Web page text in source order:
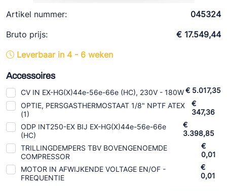
Artikel nummer:
045324
Bruto prijs:
€ 17.549,44
Leverbaar in 4 - 6 weken
Accessoires
CV IN EX-HG(X)44e-56e-66e (HC), 230V - 180W€ 5.017,35
OPTIE, PERSGASTHERMOSTAAT 1/8" NPTF ATEX
(1)
€
347,36
ODP INT250-EX BIJ EX-HG(X)44e-56e-66e
(HC)
€
3.398,85
TRILLINGDEMPERS TBV BOVENGENOEMDE
COMPRESSOR
€
0,01
MOTOR IN AFWIJKENDE VOLTAGE EN/OF -
FREQUENTIE
€
0,01